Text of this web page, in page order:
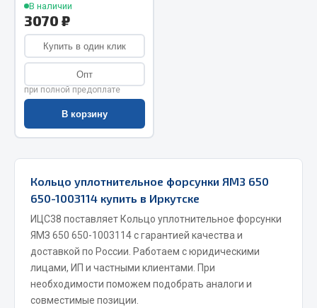
Коробка передач ZF
Показать ещё
Весь раздел
Запчасти МАЗ
Подвеска
Тормозная система
Двери
Окно ветровое
Двигатель
Электрооборудование
Показать ещё
В наличии
3070 ₽
Купить в один клик
Опт
при полной предоплате
В корзину
Кольцо уплотнительное форсунки ЯМЗ 650
650-1003114 купить в Иркутске
ИЦС38 поставляет Кольцо уплотнительное форсунки
ЯМЗ 650 650-1003114 с гарантией качества и
доставкой по России. Работаем с юридическими
лицами, ИП и частными клиентами. При
необходимости поможем подобрать аналоги и
совместимые позиции.